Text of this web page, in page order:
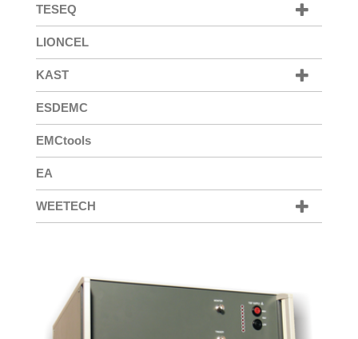
TESEQ
LIONCEL
KAST
ESDEMC
EMCtools
EA
WEETECH